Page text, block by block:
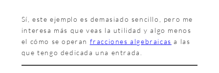
Sí, este ejemplo es demasiado sencillo, pero me
interesa más que veas la utilidad y algo menos
el cómo se operan fracciones algebraicas a las
que tengo dedicada una entrada.